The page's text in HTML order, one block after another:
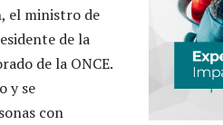
el ministro de
de la
de la ONCE.
y se
con